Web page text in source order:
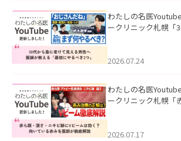
わたしの名医
ークリニック札幌「
た。
2026.07.24
わたしの名医
ークリニック札幌「
した。
2026.07.17